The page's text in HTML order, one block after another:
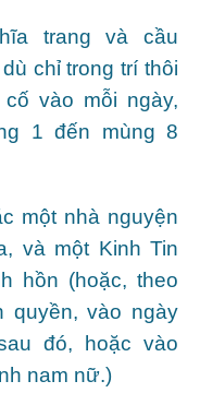
trang và cầu
chỉ trong trí thôi
vào mỗi ngày,
1 đến mùng 8
một nhà nguyện
và một Kinh Tin
hồn (hoặc, theo
quyền, vào ngày
đó, hoặc vào
nam nữ.)